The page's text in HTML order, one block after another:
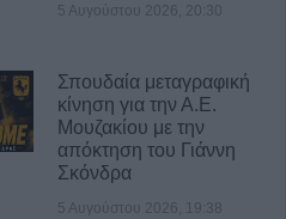
5 Αυγούστου 2026, 20:30
Σπουδαία μεταγραφική
κίνηση για την Α.Ε.
Μουζακίου με την
απόκτηση του Γιάννη
Σκόνδρα
5 Αυγούστου 2026, 19:38